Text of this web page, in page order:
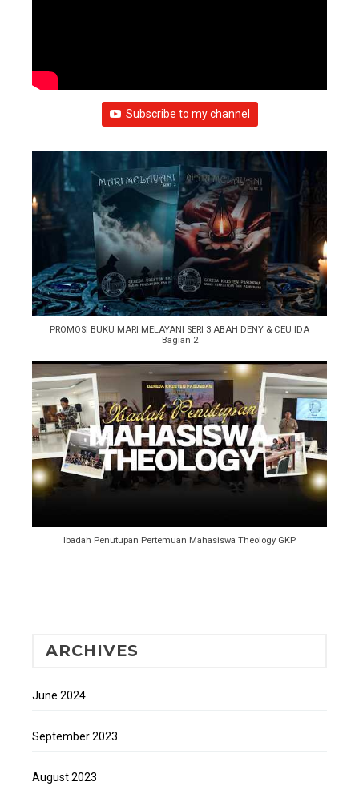
Subscribe to my channel
PROMOSI BUKU MARI MELAYANI SERI 3 ABAH DENY & CEU IDA
Bagian 2
Ibadah Penutupan Pertemuan Mahasiswa Theology GKP
ARCHIVES
June 2024
September 2023
August 2023